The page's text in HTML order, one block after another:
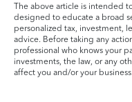
The above article is intended
designed to educate a broad
personalized tax, investment,
advice. Before taking any
professional who knows your
investments, the law, or any
affect you and/or your business.